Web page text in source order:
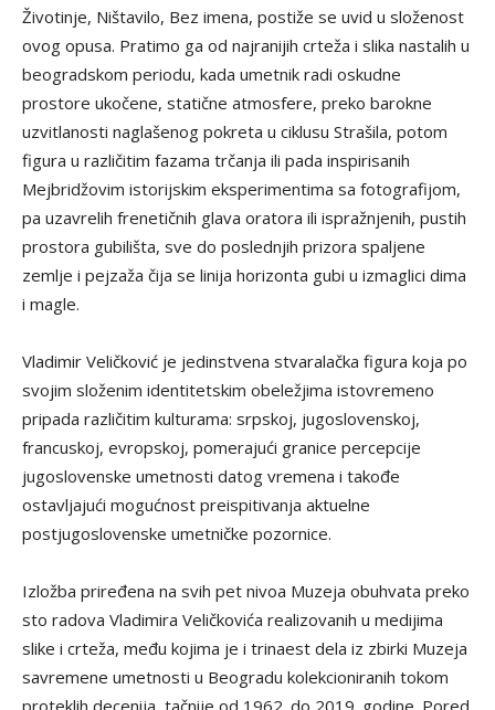
Životinje, Ništavilo, Bez imena, postiže se uvid u složenost
ovog opusa. Pratimo ga od najranijih crteža i slika nastalih u
beogradskom periodu, kada umetnik radi oskudne
prostore ukočene, statične atmosfere, preko barokne
uzvitlanosti naglašenog pokreta u ciklusu Strašila, potom
figura u različitim fazama trčanja ili pada inspirisanih
Mejbridžovim istorijskim eksperimentima sa fotografijom,
pa uzavrelih frenetičnih glava oratora ili ispražnjenih, pustih
prostora gubilišta, sve do poslednjih prizora spaljene
zemlje i pejzaža čija se linija horizonta gubi u izmaglici dima
i magle.
Vladimir Veličković je jedinstvena stvaralačka figura koja po
svojim složenim identitetskim obeležjima istovremeno
pripada različitim kulturama: srpskoj, jugoslovenskoj,
francuskoj, evropskoj, pomerajući granice percepcije
jugoslovenske umetnosti datog vremena i takođe
ostavljajući mogućnost preispitivanja aktuelne
postjugoslovenske umetničke pozornice.
Izložba priređena na svih pet nivoa Muzeja obuhvata preko
sto radova Vladimira Veličkovića realizovanih u medijima
slike i crteža, među kojima je i trinaest dela iz zbirki Muzeja
savremene umetnosti u Beogradu kolekcioniranih tokom
proteklih decenija, tačnije od 1962. do 2019. godine. Pored